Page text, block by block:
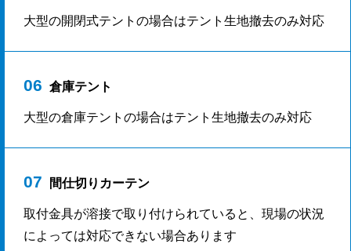
大型の開閉式テントの場合はテント生地撤去のみ対応
06 倉庫テント
大型の倉庫テントの場合はテント生地撤去のみ対応
07 間仕切りカーテン
取付金具が溶接で取り付けられていると、現場の状況
によっては対応できない場合あります